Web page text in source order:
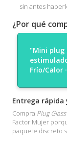
sin antes
¿Por qué
"Mini plug
Frío/Calor
Entrega rápida
Compra Plug
Factor Mujer
paquete discreto